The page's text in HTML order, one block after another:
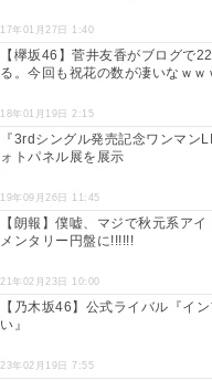
17年01月27日 1:40
【欅坂46】菅井友香がブログで
る。今回も祝花の数が凄いなｗｗ
18年01月19日 2:15
『3rdシングル発売記念ワンマン
ォトパネル展を展示
19年09月26日 11:45
【朗報】僕嘘、マジで秋元系ア
メンタリー円盤に!!!!!!
21年02月23日 10:00
【乃木坂46】公式ライバル『イ
い』
23年02月19日 7:55